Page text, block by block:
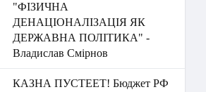
"ФІЗИЧНА
ДЕНАЦІОНАЛІЗАЦІЯ ЯК
ДЕРЖАВНА ПОЛІТИКА" -
Владислав Смірнов
КАЗНА ПУСТЕЕТ! Бюджет РФ